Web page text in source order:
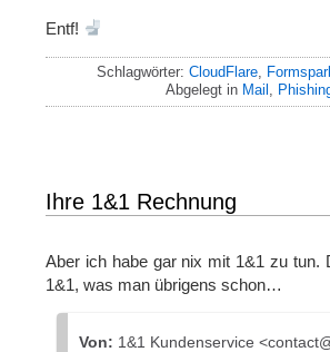
Entf!
Schlagwörter: CloudFlare,
Abgelegt in Mail ,
Ihre 1&1 Rechnung
Aber ich habe gar nix mit 1&1 zu
1&1, was man übrigens schon…
Von: 1&1 Kundenservice